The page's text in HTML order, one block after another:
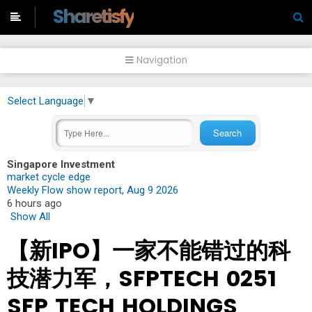
Sharetisfy
Navigation
Select Language ▼
Singapore Investment
market cycle edge
Weekly Flow show report, Aug 9 2026
6 hours ago
Show All
【新IPO】一家不能错过的科
技潜力军，SFPTECH 0251